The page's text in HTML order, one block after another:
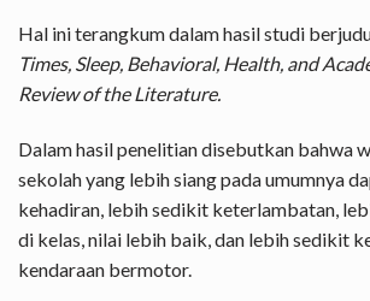
Hal ini terangkum dalam hasil studi
Times, Sleep, Behavioral, Health, and
Review of the Literature.
Dalam hasil penelitian disebutkan bahwa
sekolah yang lebih siang pada umumnya
kehadiran, lebih sedikit keterlambatan,
di kelas, nilai lebih baik, dan lebih sedikit
kendaraan bermotor.